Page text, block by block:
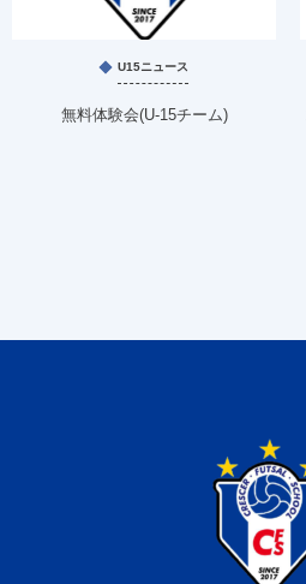
U15ニュース
無料体験会(U-15チーム)